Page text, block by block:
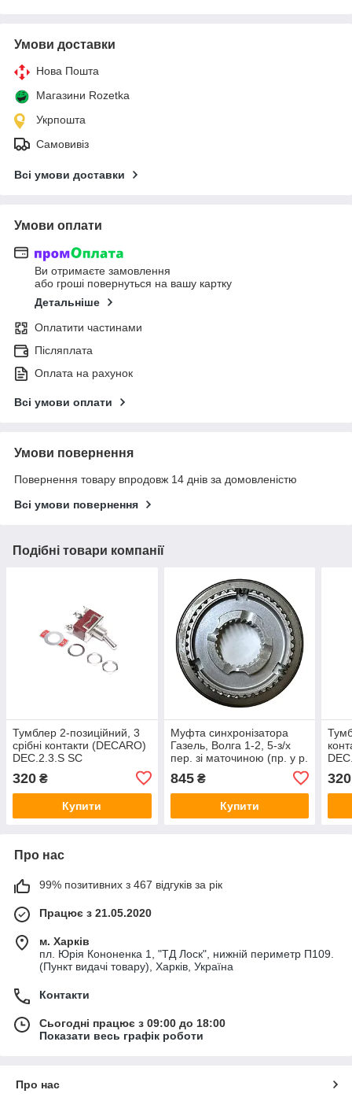
Умови доставки
Нова Пошта
Магазини Rozetka
Укрпошта
Самовивіз
Всі умови доставки
Умови оплати
Ви отримаєте замовлення
або гроші повернуться на вашу картку
Детальніше
Оплатити частинами
Післяплата
Оплата на рахунок
Всі умови оплати
Умови повернення
Повернення товару впродовж 14 днів за домовленістю
Всі умови повернення
Подібні товари компанії
Тумблер 2-позиційний, 3
срібні контакти (DECARO)
DEC.2.3.S SC
320 ₴
Купити
Муфта синхронізатора
Газель, Волга 1-2, 5-з/х
пер. зі маточиною (пр. у р.
Арзамас) 3302-1701174
845₴
Купити
320
Про нас
99% позитивних з 467 відгуків за рік
Працює з 21.05.2020
м. Харків
пл. Юрія Кононенка 1, "ТД Лоск", нижній периметр П109.
(Пункт видачі товару), Харків, Україна
Контакти
Сьогодні працює з 09:00 до 18:00
Показати весь графік роботи
Про нас